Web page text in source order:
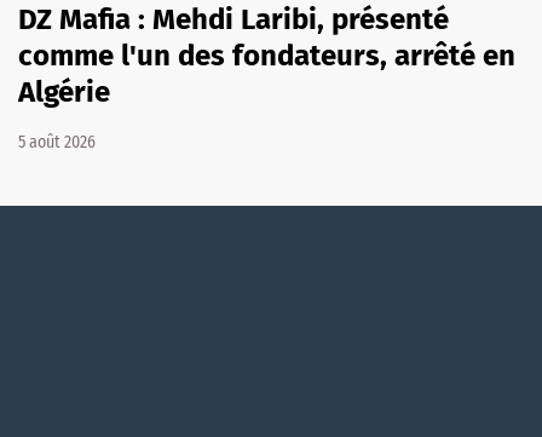
DZ Mafia : Mehdi Laribi, présenté
comme l'un des fondateurs, arrêté en
Algérie
5 août 2026